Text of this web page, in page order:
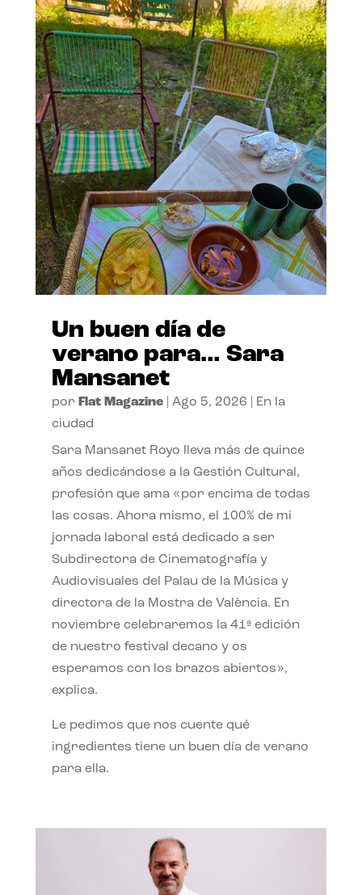
Un buen día de
verano para… Sara
Mansanet
por Flat Magazine| Ago 5, 2026
En la
ciudad
Sara Mansanet Royo lleva más de quince
años dedicándose a la Gestión Cultural,
profesión que ama «por encima de todas
las cosas. Ahora mismo, el 100% de mi
jornada laboral está dedicado a ser
Subdirectora de Cinematografía y
Audiovisuales del Palau de la Música y
directora de la Mostra de València. En
noviembre celebraremos la 41ª edición
de nuestro festival decano y os
esperamos con los brazos abiertos»,
explica.
Le pedimos que nos cuente qué
ingredientes tiene un buen día de verano
para ella.